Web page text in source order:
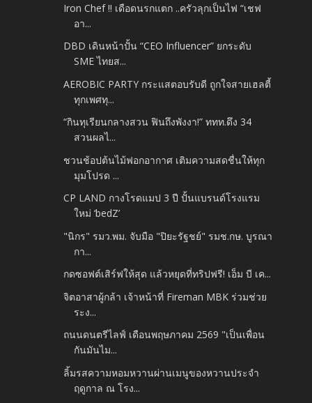
Iron Chef !! เดือดนรกแตก ..ครัวลุกเป็นไฟ “เชฟ
อา...
DBD เดินหน้าปั้น “CEO Influencer” ยกระดับ
SME ไทยส...
AEROBIC PARTY กระแสตอบรับดี ถูกใจสายเฮลตี้
ทุกเพศทุ...
“กินทุเรียนกลางสวน ฟินถึงพังงา!” ททท.ดึง 34
สวนผลไ...
ชวนช้อปต้นไม้ฟอกอากาศ เติมความสดชื่นให้ทุก
มุมโปรด ...
CP LAND กางโรดแมป 3 ปี ปั้นแบรนด์โรงแรม
ใหม่ ‘bedZ’
"นิกร" รมว.พม. จับมือ "ปิยะรัฐชย์" รมช.กษ. บูรณา
กา...
กดซอฟต์เสิร์ฟให้สุด แล้วหยุดที่ทริปฟรี! เอ็ม บี เค...
จิตอาสาผู้กล้า เจ้าหน้าที่ Fireman MBK ร่วมช่วย
ระง...
ถนนดนตรีไลฟ์ เดือนพฤษภาคม 2569 "เป็นเพื่อน
กันมันไม...
ลิ้มรสความหอมหวานผ่านเมนูของหวานประจำ
ฤดูกาล ณ โรง...